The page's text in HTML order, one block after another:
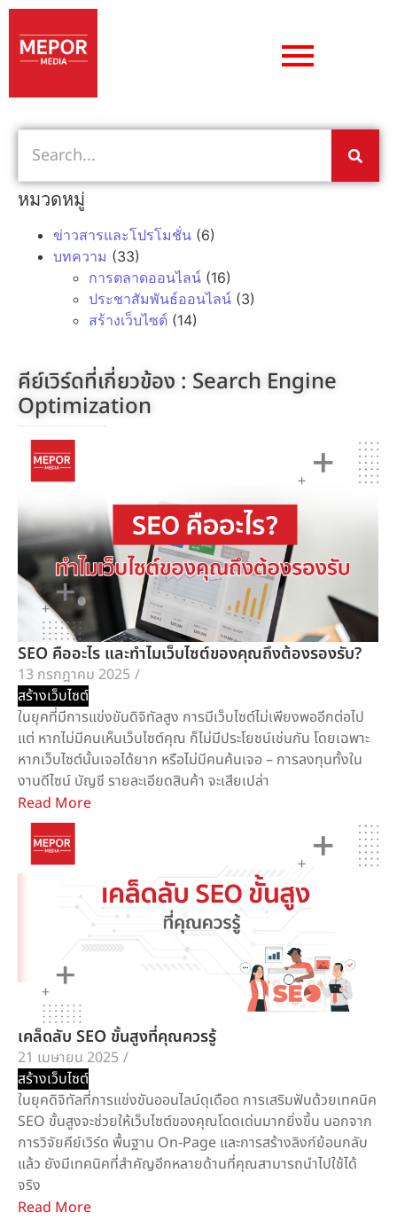
หมวดหมู่
ข่าวสารและโปรโมชั่น (6)
บทความ (33)
การตลาดออนไลน์ (16)
ประชาสัมพันธ์ออนไลน์ (3)
สร้างเว็บไซต์ (14)
คีย์เวิร์ดที่เกี่ยวข้อง : Search Engine
Optimization
SEO คืออะไร และทำไมเว็บไซต์ของคุณถึงต้องรองรับ?
13 กรกฎาคม 2025 /
สร้างเว็บไซต์
ในยุคที่มีการแข่งขันดิจิทัลสูง การมีเว็บไซต์ไม่เพียงพออีกต่อไป
แต่ หากไม่มีคนเห็นเว็บไซต์คุณ ก็ไม่มีประโยชน์เช่นกัน โดยเฉพาะ
หากเว็บไซต์นั้นเจอได้ยาก หรือไม่มีคนค้นเจอ – การลงทุนทั้งใน
งานดีไซน์ บัญชี รายละเอียดสินค้า จะเสียเปล่า
Read More
เคล็ดลับ SEO ขั้นสูงที่คุณควรรู้
21 เมษายน 2025 /
สร้างเว็บไซต์
ในยุคดิจิทัลที่การแข่งขันออนไลน์ดุเดือด การเสริมฟันด้วยเทคนิค
SEO ขั้นสูงจะช่วยให้เว็บไซต์ของคุณโดดเด่นมากยิ่งขึ้น นอกจาก
การวิจัยคีย์เวิร์ด พื้นฐาน On‑Page และการสร้างลิงก์ย้อนกลับ
แล้ว ยังมีเทคนิคที่สำคัญอีกหลายด้านที่คุณสามารถนำไปใช้ได้
จริง
Read More